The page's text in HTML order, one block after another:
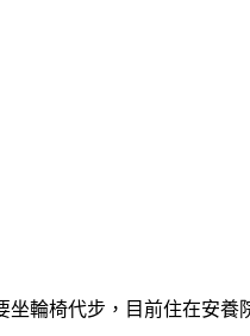
輪椅代步，目前住在安養